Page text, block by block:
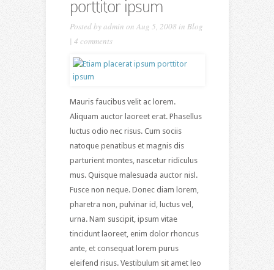
porttitor ipsum
Posted byadmin on Aug 5, 2008 in Blog
| 4 comments
Mauris faucibus velit ac lorem.
Aliquam auctor laoreet erat. Phasellus
luctus odio nec risus. Cum sociis
natoque penatibus et magnis dis
parturient montes, nascetur ridiculus
mus. Quisque malesuada auctor nisl.
Fusce non neque. Donec diam lorem,
pharetra non, pulvinar id, luctus vel,
urna. Nam suscipit, ipsum vitae
tincidunt laoreet, enim dolor rhoncus
ante, et consequat lorem purus
eleifend risus. Vestibulum sit amet leo